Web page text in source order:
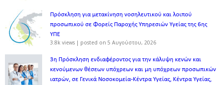
Πρόσκληση για μετακίνηση νοσηλευτικού και λοιπού
προσωπικού σε Φορείς Παροχής Υπηρεσιών Υγείας της 6ης
ΥΠΕ
3.8k views | posted on 5 Αυγούστου, 2026
3η Πρόσκληση ενδιαφέροντος για την κάλυψη κενών και
κενούμενων θέσεων υπόχρεων και μη υπόχρεων προσωπικών
ιατρών, σε Γενικά Νοσοκομεία-Κέντρα Υγείας, Κέντρα Υγείας,